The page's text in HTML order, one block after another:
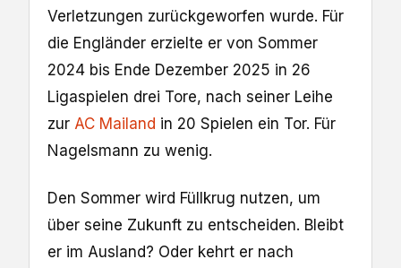
Verletzungen zurückgeworfen wurde. Für
die Engländer erzielte er von Sommer
2024 bis Ende Dezember 2025 in 26
Ligaspielen drei Tore, nach seiner Leihe
zur AC Mailand in 20 Spielen ein Tor. Für
Nagelsmann zu wenig.
Den Sommer wird Füllkrug nutzen, um
über seine Zukunft zu entscheiden. Bleibt
er im Ausland? Oder kehrt er nach